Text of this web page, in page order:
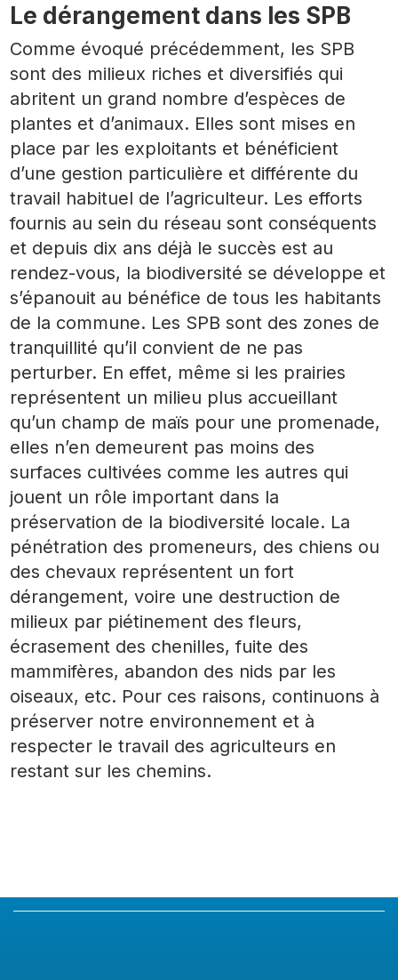
Le dérangement dans les SPB
Comme évoqué précédemment, les SPB
sont des milieux riches et diversifiés qui
abritent un grand nombre d’espèces de
plantes et d’animaux. Elles sont mises en
place par les exploitants et bénéficient
d’une gestion particulière et différente du
travail habituel de l’agriculteur. Les efforts
fournis au sein du réseau sont conséquents
et depuis dix ans déjà le succès est au
rendez-vous, la biodiversité se développe et
s’épanouit au bénéfice de tous les habitants
de la commune. Les SPB sont des zones de
tranquillité qu’il convient de ne pas
perturber. En effet, même si les prairies
représentent un milieu plus accueillant
qu’un champ de maïs pour une promenade,
elles n’en demeurent pas moins des
surfaces cultivées comme les autres qui
jouent un rôle important dans la
préservation de la biodiversité locale. La
pénétration des promeneurs, des chiens ou
des chevaux représentent un fort
dérangement, voire une destruction de
milieux par piétinement des fleurs,
écrasement des chenilles, fuite des
mammifères, abandon des nids par les
oiseaux, etc. Pour ces raisons, continuons à
préserver notre environnement et à
respecter le travail des agriculteurs en
restant sur les chemins.